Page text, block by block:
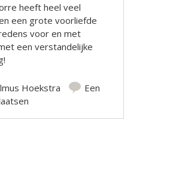
heeft heel veel
een grote voorliefde
voor en met
een verstandelijke
Hoekstra
Een